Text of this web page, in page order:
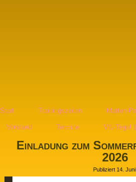
Start Trainingszeiten Matten-
Vorstand Termine VfL-Tegel
Einladung zum
2026
Publiziert 14.